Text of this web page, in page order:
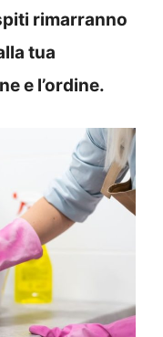
rimarranno
tua
e l’ordine.